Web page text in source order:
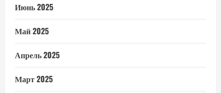
Июнь 2025
Май 2025
Апрель 2025
Март 2025